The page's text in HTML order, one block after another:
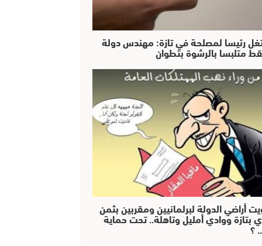
رئيسا لمصلحة في تازة: مهندس دولة
متلبسا بالرشوة بتطوان
أراضي الدولة لبرلمانيين ومقربين بثمن
بتازة ووادي أمليل وتاهلة.. تحت حماية
؟